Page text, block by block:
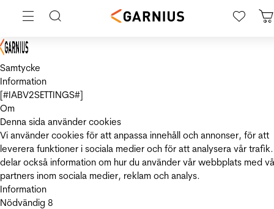
Samtycke
Information
[#IABV2SETTINGS#]
Om
Denna sida använder cookies
Vi använder cookies för att anpassa innehåll och annonser, för att
leverera funktioner i sociala medier och för att analysera vår
delar också information om hur du använder vår webbplats med
partners inom sociala medier, reklam och analys.
Information
Nödvändig 8